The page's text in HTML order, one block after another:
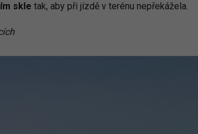
skle tak, aby při jízdě v terénu nepřekážela.